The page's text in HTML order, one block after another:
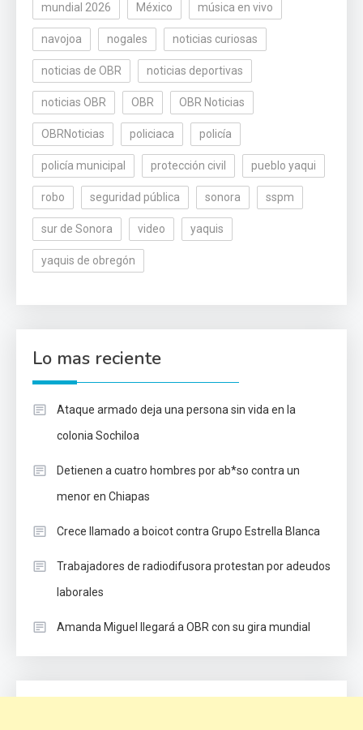
mundial 2026 México música en vivo
navojoa nogales noticias curiosas
noticias de OBR noticias deportivas
noticias OBR OBR OBR Noticias
OBRNoticias policiaca policía
policía municipal protección civil pueblo yaqui
robo seguridad pública sonora sspm
sur de Sonora video yaquis
yaquis de obregón
Lo mas reciente
Ataque armado deja una persona sin vida en la
colonia Sochiloa
Detienen a cuatro hombres por ab*so contra un
menor en Chiapas
Crece llamado a boicot contra Grupo Estrella Blanca
Trabajadores de radiodifusora protestan por adeudos
laborales
Amanda Miguel llegará a OBR con su gira mundial